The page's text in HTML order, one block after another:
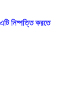
নিষ্পত্তি করতে